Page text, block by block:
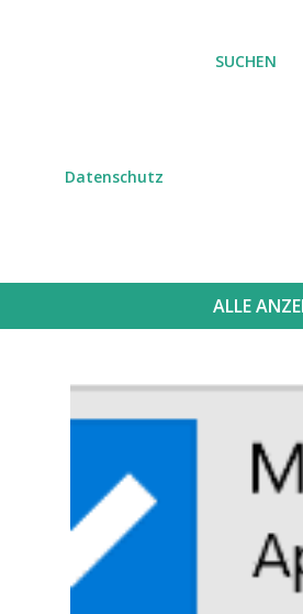
SUCHEN
Datenschutz
ALLE